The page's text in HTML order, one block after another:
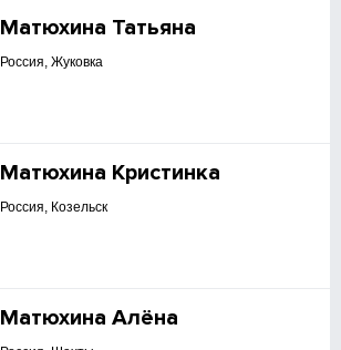
Матюхина Татьяна
Россия, Жуковка
Матюхина Кристинка
Россия, Козельск
Матюхина Алёна